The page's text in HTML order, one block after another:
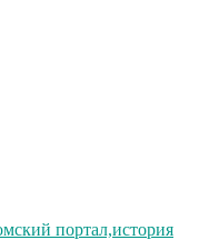
портал,история